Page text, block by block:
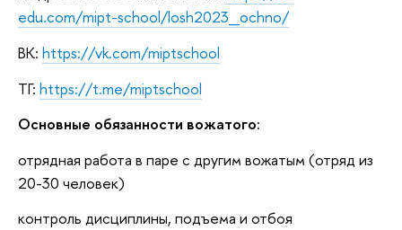
edu.com/mipt-school/losh2023_ochno/
ВК: https://vk.com/miptschool
ТГ: https://t.me/miptschool
Основные обязанности вожатого:
отрядная работа в паре с другим вожатым (отряд из
20-30 человек)
контроль дисциплины, подъема и отбоя